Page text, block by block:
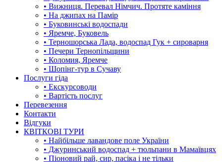
• Вижниця. Перевал Німчич. Протяте каміння
• На джипах на Памір
• Буковинські водоспади
• Яремче, Буковель
• Терношорська Лада, водоспад Гук + сироварня
• Печери Тернопільщини
• Коломия, Яремче
• Шопінг-тур в Сучаву
Послуги гіда
• Екскурсоводи
• Вартість послуг
Перевезення
Контакти
Відгуки
КВІТКОВІ ТУРИ
• Найбільше лавандове поле України
• Джуринський водоспад + тюльпани в Мамаївцях
• Піоновий рай, сир, пасіка і не тільки